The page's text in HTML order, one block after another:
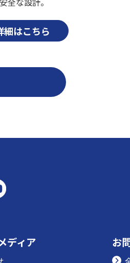
細はこちら
ディア お